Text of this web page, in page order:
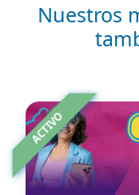
Nuestros
ACTIVO
Image